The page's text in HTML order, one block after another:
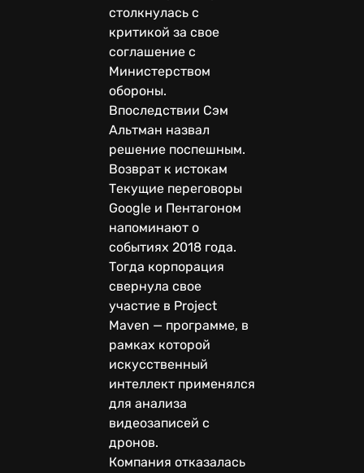
столкнулась с
критикой за свое
соглашение с
Министерством
обороны.
Впоследствии Сэм
Альтман назвал
решение поспешным.
Возврат к истокам
Текущие переговоры
Google и Пентагоном
напоминают о
событиях 2018 года.
Тогда корпорация
свернула свое
участие в Project
Maven — программе, в
рамках которой
искусственный
интеллект применялся
для анализа
видеозаписей с
дронов.
Компания отказалась